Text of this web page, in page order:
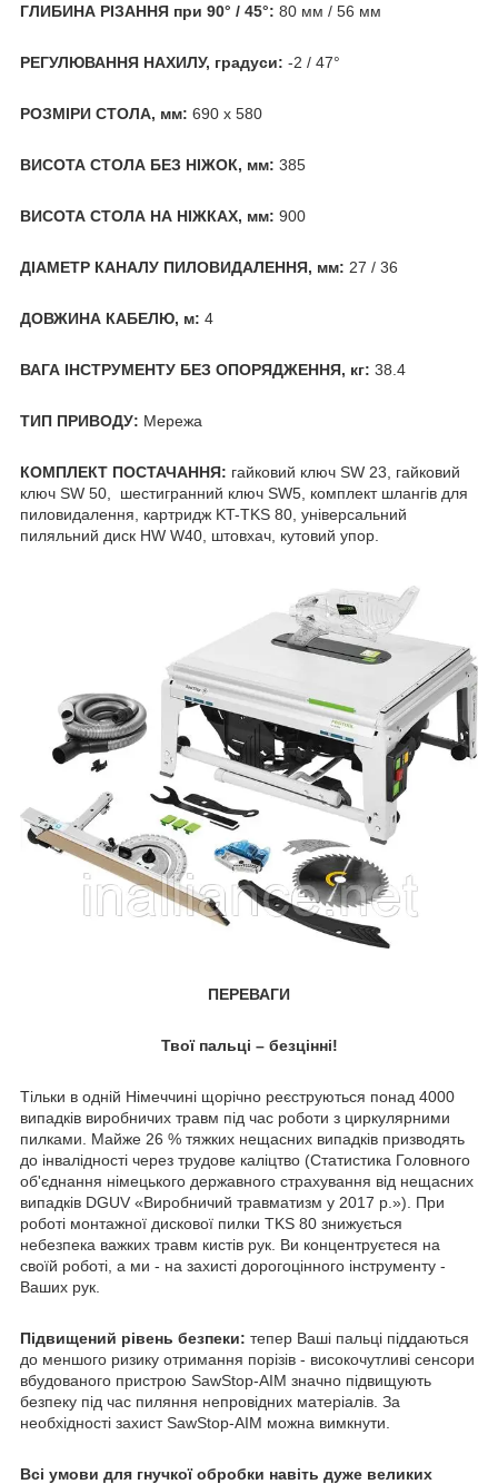
ГЛИБИНА РІЗАННЯ при 90° / 45°: 80 мм / 56 мм
РЕГУЛЮВАННЯ НАХИЛУ, градуси: -2 / 47°
РОЗМІРИ СТОЛА, мм: 690 x 580
ВИСОТА СТОЛА БЕЗ НІЖОК, мм: 385
ВИСОТА СТОЛА НА НІЖКАХ, мм: 900
ДІАМЕТР КАНАЛУ ПИЛОВИДАЛЕННЯ, мм: 27 / 36
ДОВЖИНА КАБЕЛЮ, м: 4
ВАГА ІНСТРУМЕНТУ БЕЗ ОПОРЯДЖЕННЯ, кг: 38.4
ТИП ПРИВОДУ: Мережа
КОМПЛЕКТ ПОСТАЧАННЯ: гайковий ключ SW 23, гайковий
ключ SW 50, шестигранний ключ SW5, комплект шлангів для
пиловидалення, картридж KT-TKS 80, універсальний
пиляльний диск HW W40, штовхач, кутовий упор.
ПЕРЕВАГИ
Твої пальці – безцінні!
Тільки в одній Німеччині щорічно реєструються понад 4000
випадків виробничих травм під час роботи з циркулярними
пилками. Майже 26 % тяжких нещасних випадків призводять
до інвалідності через трудове каліцтво (Статистика Головного
об'єднання німецького державного страхування від нещасних
випадків DGUV «Виробничий травматизм у 2017 р.»). При
роботі монтажної дискової пилки TKS 80 знижується
небезпека важких травм кистів рук. Ви концентруєтеся на
своїй роботі, а ми - на захисті дорогоцінного інструменту -
Ваших рук.
Підвищений рівень безпеки: тепер Ваші пальці піддаються
до меншого ризику отримання порізів - високочутливі сенсори
вбудованого пристрою SawStop-AIM значно підвищують
безпеку під час пиляння непровідних матеріалів. За
необхідності захист SawStop-AIM можна вимкнути.
Всі умови для гнучкої обробки навіть дуже великих